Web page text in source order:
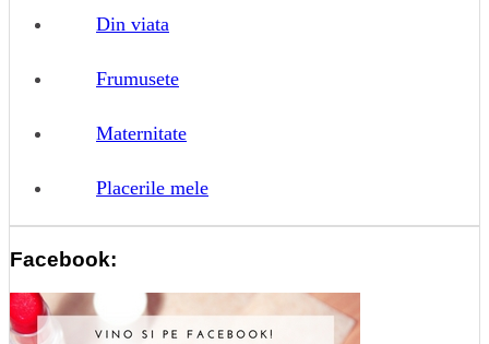
Din viata
Frumusete
Maternitate
Placerile mele
Facebook: